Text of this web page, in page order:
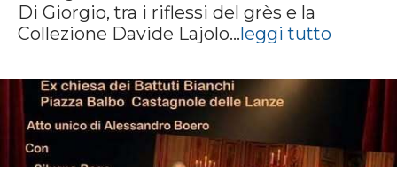
Di Giorgio, tra i riflessi del grès e la
Collezione Davide Lajolo...leggi tutto